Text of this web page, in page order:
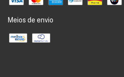
Meios de envio